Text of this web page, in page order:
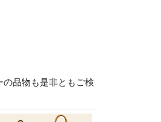
品物も是非ともご検